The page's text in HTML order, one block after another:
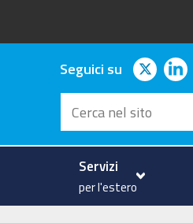
Seguici su
Servizi
per l'estero